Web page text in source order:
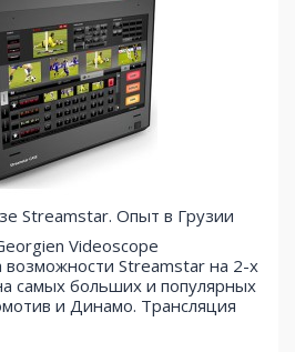
Streamstar. Опыт в Грузии
Videoscope
возможности Streamstar на 2-х
самых больших и популярных
и Динамо. Трансляция